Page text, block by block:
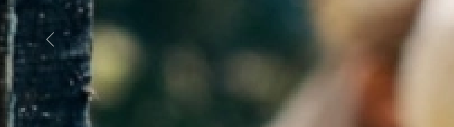
Previous